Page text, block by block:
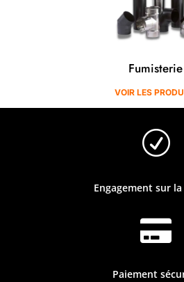
Fumisterie
VOIR LES
R
Engagement sur

Paiement